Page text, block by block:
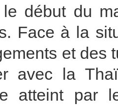
début du
Face à la
et des
avec la
atteint par